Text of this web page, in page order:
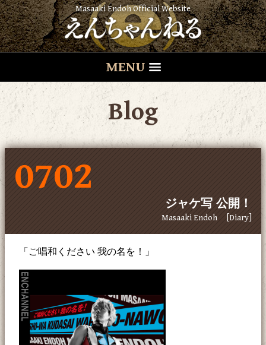
Masaaki Endoh Official Website
MENU
Blog
0702
ジャケ写 公開！
Masaaki Endoh [Diary]
「ご唱和ください 我の名を！」